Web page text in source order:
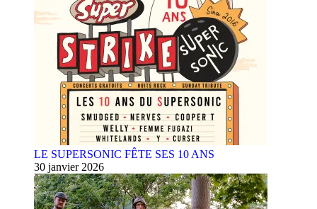
LE SUPERSONIC FÊTE SES 10 ANS
30 janvier 2026